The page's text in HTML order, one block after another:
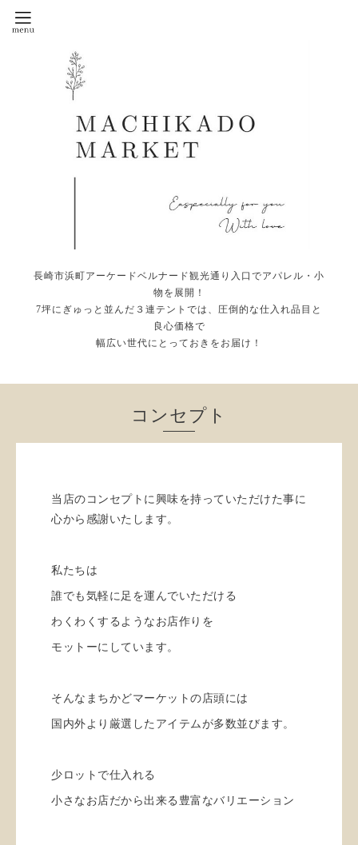
長崎市浜町アーケードベルナード観光通り入口でアパレル・小
物を展開！
7坪にぎゅっと並んだ３連テントでは、圧倒的な仕入れ品目と
良心価格で
幅広い世代にとっておきをお届け！
コンセプト
当店のコンセプトに興味を持っていただけた事に
心から感謝いたします。
私たちは
誰でも気軽に足を運んでいただける
わくわくするようなお店作りを
モットーにしています。
そんなまちかどマーケットの店頭には
国内外より厳選したアイテムが多数並びます。
少ロットで仕入れる
小さなお店だから出来る豊富なバリエーション